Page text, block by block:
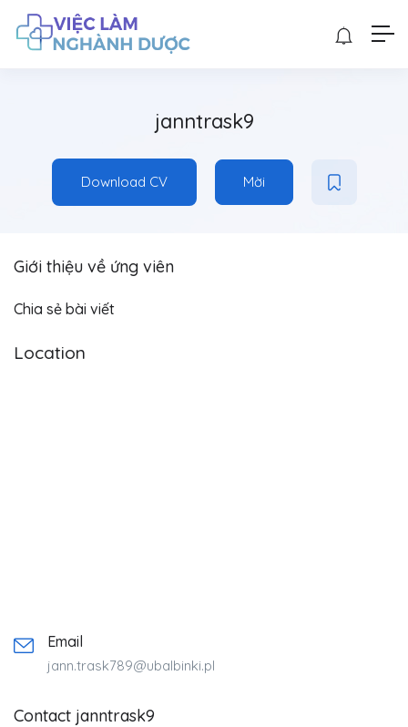
janntrask9
Download CV Mời
Giới thiệu về ứng viên
Chia sẻ bài viết
Location
Email
jann.trask789@ubalbinki.pl
Contact janntrask9